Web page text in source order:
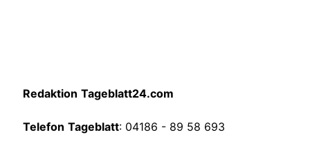
Redaktion Tageblatt24.com
Telefon Tageblatt: 04186 - 89 58 693